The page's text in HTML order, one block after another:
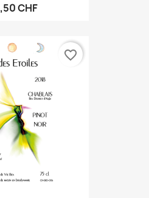
CHF
favorite_border